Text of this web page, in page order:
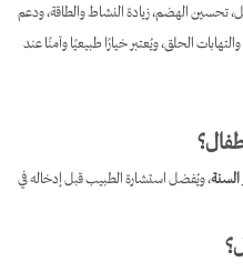
تحسين الهضم، زيادة النشاط والطاقة، ودعم
الحلق، ويُعتبر خيارًا طبيعيًا وآمنًا عند
، ويُفضل استشارة الطبيب قبل إدخاله في